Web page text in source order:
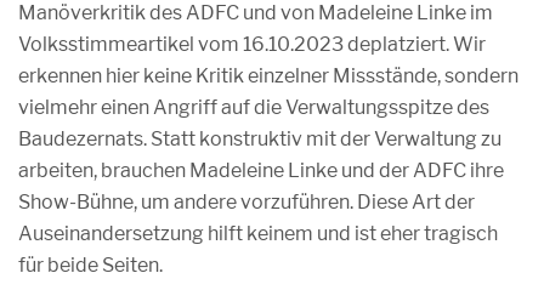
Manöverkritik des ADFC und von Madeleine Linke im
Volksstimmeartikel vom 16.10.2023 deplatziert. Wir
erkennen hier keine Kritik einzelner Missstände, sondern
vielmehr einen Angriff auf die Verwaltungsspitze des
Baudezernats. Statt konstruktiv mit der Verwaltung zu
arbeiten, brauchen Madeleine Linke und der ADFC ihre
Show-Bühne, um andere vorzuführen. Diese Art der
Auseinandersetzung hilft keinem und ist eher tragisch
für beide Seiten.